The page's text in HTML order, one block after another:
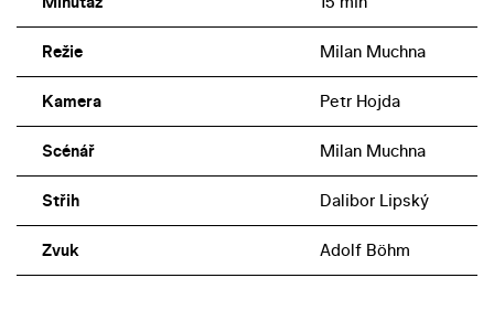
Režie Milan Muchna
Kamera Petr Hojda
Scénář Milan Muchna
Střih Dalibor Lipský
Zvuk Adolf Böhm